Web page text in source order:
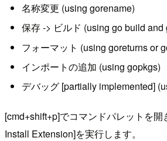
名称変更 (using gorename)
保存 -> ビルド (using go build and
フォーマット (using goreturns or
インポートの追加 (using gopkgs)
デバッグ [partially implemented]
[cmd+shift+p]でコマンドパレットを開
Install Extension]を実行します。